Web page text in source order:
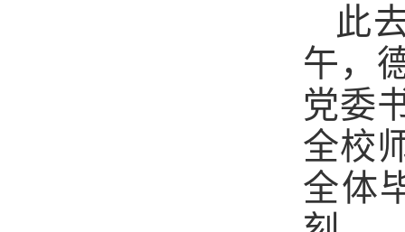
此
午，
党委
全校
全体